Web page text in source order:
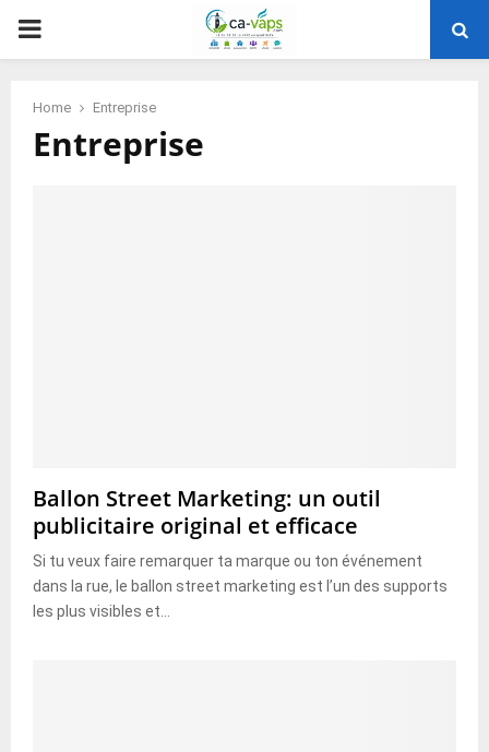
PRIMARY
Home Entreprise
Entreprise
Ballon Street Marketing: un outil
publicitaire original et efficace
Si tu veux faire remarquer ta marque ou ton événement
dans la rue, le ballon street marketing est l’un des supports
les plus visibles et...